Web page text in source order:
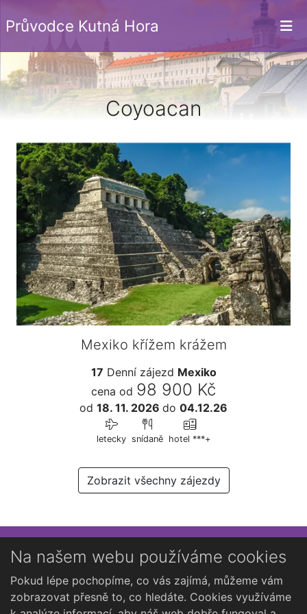
Průvodce Kutná Hora
Coyoacan
Mexiko křížem krážem
17 Denní zájezd Mexiko
cena od 98 900 Kč
od 18. 11. 2026 do 04.12.26
letecky snídaně hotel ***+
Zobrazit všechny zájezdy
Přihlaste se k newsletteru
Chcete dostávat občasné novinky o Kutné Hoře?
Na našem webu používáme cookies
Pokud lépe pochopíme, co vás zajímá, můžeme vám
zobrazovat přesně to, co hledáte. Cookies využíváme